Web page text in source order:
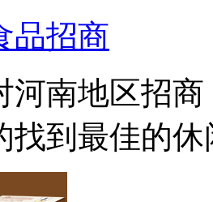
品招商
河南地区招
找到最佳的